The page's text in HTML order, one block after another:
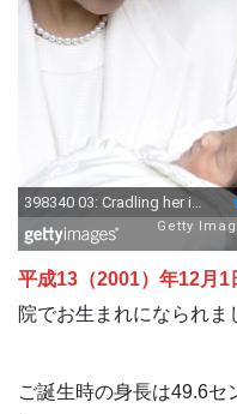
平成13（2001）年12月1
院でお生まれになられま
ご誕生時の身長は49.6セ